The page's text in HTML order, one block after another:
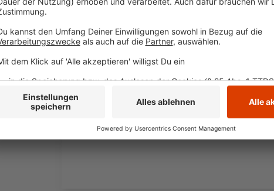
Ihren Aktivitäten
die Details durch
Nutzung des
powered by
Die neue Single von Adam Lambert "Holding